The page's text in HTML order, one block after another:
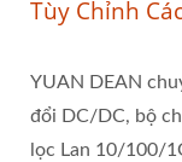
Tùy Chỉnh
YUAN DEAN
đổi DC/DC, bộ
lọc Lan 10/100/